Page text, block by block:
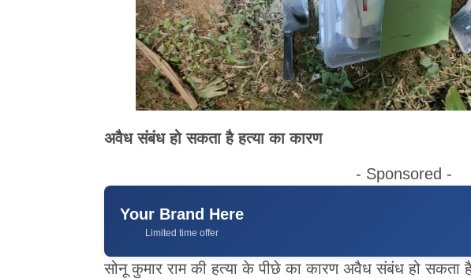
अवैध संबंध हो सकता है हत्या का कारण
- Sponsored -
Your Brand Here
Limited time offer
सोनू कुमार राम की हत्या के पीछे का कारण अवैध संबंध हो सकता